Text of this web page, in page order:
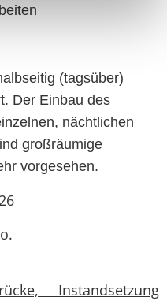
(tagsüber)
Der Einbau des
nächtlichen
großräumige
vorgesehen.
Instandsetzung